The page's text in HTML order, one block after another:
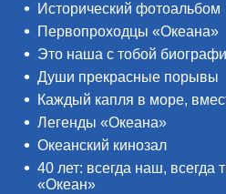
Исторический фотоальбом
Первопроходцы «Океана»
Это наша с тобой
Души прекрасные порывы
Каждый капля в море,
Легенды «Океана»
Океанский кинозал
40 лет: всегда наш, всегда
«Океан»